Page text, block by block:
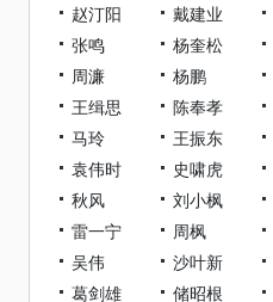
赵汀阳
戴建业
张鸣
杨奎松
周濂
杨鹏
王缉思
陈奉孝
马玲
王振东
袁伟时
史啸虎
秋风
刘小枫
雷一宁
周枫
吴伟
沙叶新
葛剑雄
储昭根